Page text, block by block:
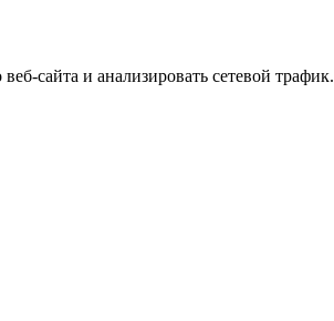
сайта и анализировать сетевой трафик.